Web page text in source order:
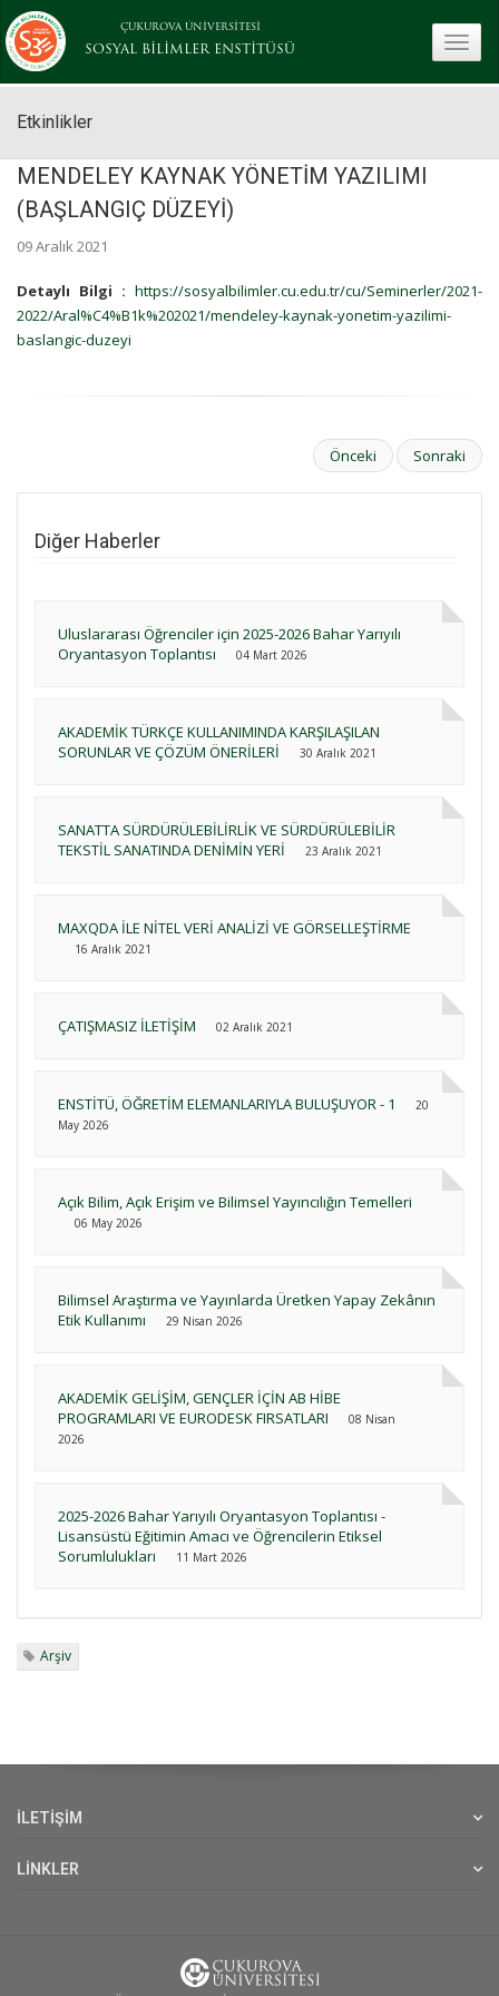
ÇUKUROVA ÜNİVERSİTESİ
SOSYAL BİLİMLER ENSTİTÜSÜ
Etkinlikler
MENDELEY KAYNAK YÖNETİM YAZILIMI
(BAŞLANGIÇ DÜZEYİ)
09 Aralık 2021
Detaylı Bilgi : https://sosyalbilimler.cu.edu.tr/cu/Seminerler/2021-
2022/Aral%C4%B1k%202021/mendeley-kaynak-yonetim-yazilimi-
baslangic-duzeyi
Önceki Sonraki
Diğer Haberler
Uluslararası Öğrenciler için 2025-2026 Bahar Yarıyılı
Oryantasyon Toplantısı
04 Mart 2026
AKADEMİK TÜRKÇE KULLANIMINDA KARŞILAŞILAN
SORUNLAR VE ÇÖZÜM ÖNERİLERİ
30 Aralık 2021
SANATTA SÜRDÜRÜLEBİLİRLİK VE SÜRDÜRÜLEBİLİR
TEKSTİL SANATINDA DENİMİN YERİ
23 Aralık 2021
MAXQDA İLE NİTEL VERİ ANALİZİ VE GÖRSELLEŞTİRME
16 Aralık 2021
ÇATIŞMASIZ İLETİŞİM 02 Aralık 2021
ENSTİTÜ, ÖĞRETİM ELEMANLARIYLA BULUŞUYOR - 1
20
May 2026
Açık Bilim, Açık Erişim ve Bilimsel Yayıncılığın Temelleri
06 May 2026
Bilimsel Araştırma ve Yayınlarda Üretken Yapay Zekânın
Etik Kullanımı
29 Nisan 2026
AKADEMİK GELİŞİM, GENÇLER İÇİN AB HİBE
PROGRAMLARI VE EURODESK FIRSATLARI
08 Nisan
2026
2025-2026 Bahar Yarıyılı Oryantasyon Toplantısı -
Lisansüstü Eğitimin Amacı ve Öğrencilerin Etiksel
Sorumlulukları
11 Mart 2026
Arşiv
İLETİŞİM
LİNKLER